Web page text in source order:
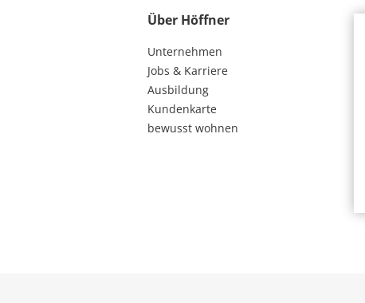
Über Höffner
Unternehmen
Jobs & Karriere
Ausbildung
Kundenkarte
bewusst wohnen